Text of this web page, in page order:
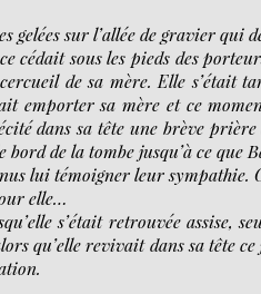
sur l’allée de gravier qui
cédait sous les pieds des
de sa mère. Elle s’était
emporter sa mère et ce
dans sa tête une brève
de la tombe jusqu’à ce que
lui témoigner leur
elle…
s’était retrouvée assise,
qu’elle revivait dans sa tête ce